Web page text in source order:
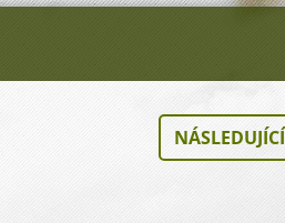
NÁSLEDUJÍCÍ